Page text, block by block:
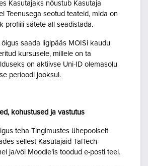
Kasutajaks nõustub Kasutaja
Teenusega seotud teateid, mida on
profiili sätete all seadistada.
õigus saada ligipääs MOISi kaudu
kursusele, millele on ta
on aktiivse Uni-ID olemasolu
perioodi jooksul.
kohustused ja vastutus
teha Tingimustes ühepoolselt
sellest Kasutajaid TalTech
ja/või Moodle’is toodud e-posti teel.